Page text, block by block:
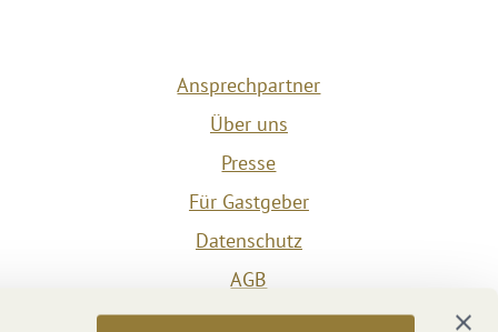
Ansprechpartner
Über uns
Presse
Für Gastgeber
Datenschutz
AGB
Impressum